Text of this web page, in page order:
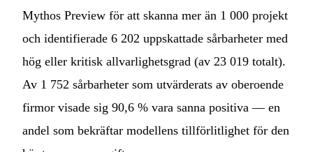
Mythos Preview för att skanna mer än 1 000 projekt
och identifierade 6 202 uppskattade sårbarheter med
hög eller kritisk allvarlighetsgrad (av 23 019 totalt).
Av 1 752 sårbarheter som utvärderats av oberoende
firmor visade sig 90,6 % vara sanna positiva — en
andel som bekräftar modellens tillförlitlighet för den